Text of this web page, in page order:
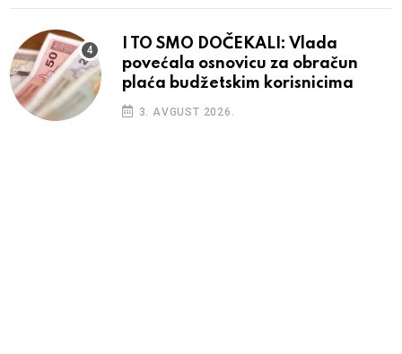
I TO SMO DOČEKALI: Vlada
povećala osnovicu za obračun
plaća budžetskim korisnicima
3. AVGUST 2026.